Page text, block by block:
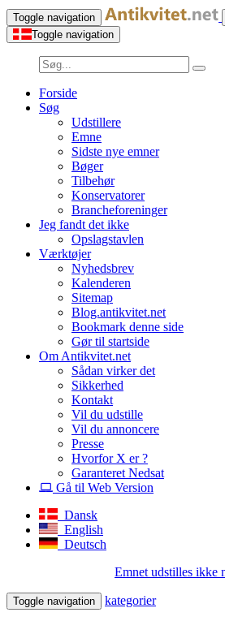
Toggle navigation
Toggle navigation
Forside
Søg
Udstillere
Emne
Sidste nye emner
Bøger
Tilbehør
Konservatorer
Brancheforeninger
Jeg fandt det ikke
Opslagstavlen
Værktøjer
Nyhedsbrev
Kalenderen
Sitemap
Blog.antikvitet.net
Bookmark denne side
Gør til startside
Om Antikvitet.net
Sådan virker det
Sikkerhed
Kontakt
Vil du udstille
Vil du annoncere
Presse
Hvorfor X er ?
Garanteret Nedsat
Gå til Web Version
Dansk
English
Deutsch
Emnet udstilles ikke
Toggle navigation kategorier